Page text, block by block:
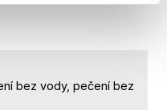
bez vody, pečení bez